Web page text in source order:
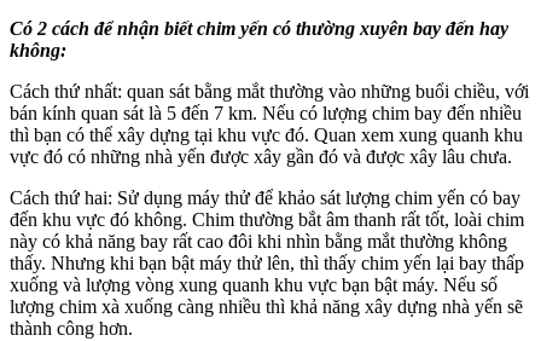
Có 2 cách để nhận biết chim yến có thường xuyên bay đến hay
không:
Cách thứ nhất: quan sát bằng mắt thường vào những buổi chiều, với
bán kính quan sát là 5 đến 7 km. Nếu có lượng chim bay đến nhiều
thì bạn có thể xây dựng tại khu vực đó. Quan xem xung quanh khu
vực đó có những nhà yến được xây gần đó và được xây lâu chưa.
Cách thứ hai: Sử dụng máy thử để khảo sát lượng chim yến có bay
đến khu vực đó không. Chim thường bắt âm thanh rất tốt, loài chim
này có khả năng bay rất cao đôi khi nhìn bằng mắt thường không
thấy. Nhưng khi bạn bật máy thử lên, thì thấy chim yến lại bay thấp
xuống và lượng vòng xung quanh khu vực bạn bật máy. Nếu số
lượng chim xà xuống càng nhiều thì khả năng xây dựng nhà yến sẽ
thành công hơn.